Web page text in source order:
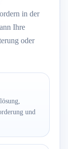
in der
Ihre
oder
und